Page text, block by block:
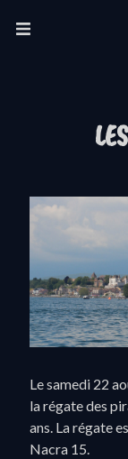
Le samedi 22
la régate des
ans. La régate
Nacra 15.